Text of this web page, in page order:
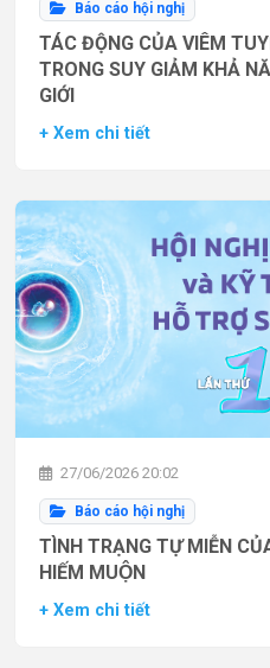
Báo cáo hội nghị
TÁC ĐỘNG CỦA VIÊM
TRONG SUY GIẢM KHẢ
GIỚI
+ Xem chi tiết
27/06/2026 20:02
Báo cáo hội nghị
TÌNH TRẠNG TỰ MIỄN
HIẾM MUỘN
+ Xem chi tiết